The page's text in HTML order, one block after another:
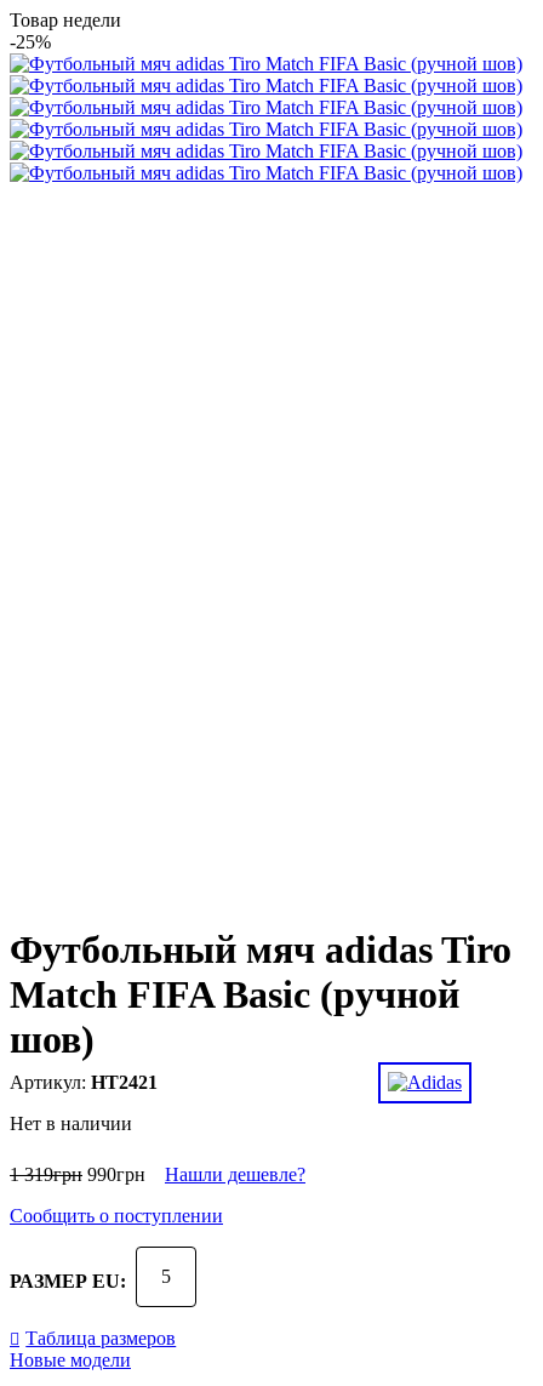
Товар недели
-25%
Футбольный мяч adidas Tiro
Match FIFA Basic (ручной
шов)
HT2421
Нет в наличии
1 319грн 990грн
Нашли дешевле?
Сообщить о поступлении
РАЗМЕР EU: 5
Таблица размеров
Новые модели